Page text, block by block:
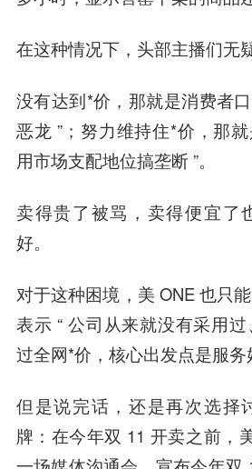
在这种情况下，头部主播们无
没有达到*价，那就是消费者
恶龙 ”；努力维持住*价，那
用市场支配地位搞垄断 ”。
卖得贵了被骂，卖得便宜了
好。
对于这种困境，美 ONE 也只
表示 “ 公司从来就没有采用
过全网*价，核心出发点是服务
但是说完话，还是再次选择
牌：在今年双 11 开卖之前，